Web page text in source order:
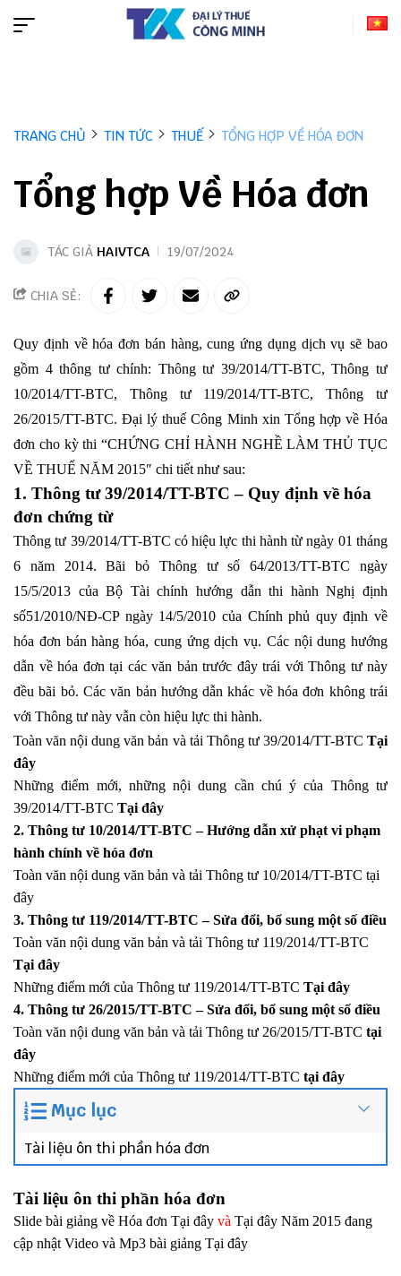
TRANG CHỦ TIN TỨC THUẾ TỔNG HỢP VỀ HÓA ĐƠN
Tổng hợp Về Hóa đơn
TÁC GIẢ HAIVTCA 19/07/2024
CHIA SẺ:
Quy định về hóa đơn bán hàng, cung ứng dụng dịch vụ sẽ bao
gồm 4 thông tư chính: Thông tư 39/2014/TT-BTC,Thông tư
10/2014/TT-BTC, Thông tư 119/2014/TT-BTC,Thông tư
26/2015/TT-BTC.Đại lý thuế Công Minh xin Tổng hợp về Hóa
đơn cho kỳ thi “CHỨNG CHỈ HÀNH NGHỀ LÀM THỦ TỤC
VỀ THUẾ NĂM 2015″ chi tiết như sau:
1. Thông tư39/2014/TT-BTC – Quy định về hóa
đơn chứng từ
Thông tư 39/2014/TT-BTC có hiệu lực thi hành từ ngày 01 tháng
6 năm 2014. Bãi bỏ Thông tư số 64/2013/TT-BTC ngày
15/5/2013 của Bộ Tài chính hướng dẫn thi hành Nghị định
số51/2010/NĐ-CP ngày 14/5/2010 của Chính phủ quy định về
hóa đơn bán hàng hóa, cung ứng dịch vụ. Các nội dung hướng
dẫn về hóa đơn tại các văn bản trước đây trái với Thông tư này
đều bãi bỏ. Các văn bản hướng dẫn khác về hóa đơn không trái
với Thông tư này vẫn còn hiệu lực thi hành.
Toàn văn nội dung văn bản và tải Thông tư 39/2014/TT-BTC Tại
đây
Những điểm mới, những nội dung cần chú ý của Thông tư
39/2014/TT-BTC Tại đây
2. Thông tư 10/2014/TT-BTC – Hướng dẫn xử phạt vi phạm
hành chính về hóa đơn
Toàn văn nội dung văn bản và tải Thông tư 10/2014/TT-BTC tại
đây
3. Thông tư 119/2014/TT-BTC – Sửa đổi, bổ sung một số điều
Toàn văn nội dung văn bản và tải Thông tư 119/2014/TT-BTC
Tại đây
Những điểm mới của Thông tư 119/2014/TT-BTC Tại đây
4. Thông tư 26/2015/TT-BTC – Sửa đổi, bổ sung một số điều
Toàn văn nội dung văn bản và tải Thông tư 26/2015/TT-BTC tại
đây
Những điểm mới của Thông tư 119/2014/TT-BTC tại đây
Mục lục
Tài liệu ôn thi phần hóa đơn
Tài liệu ôn thi phần hóa đơn
Slide bài giảng về Hóa đơn Tại đây và Tại đây Năm 2015 đang
cập nhật Video và Mp3 bài giảng Tại đây